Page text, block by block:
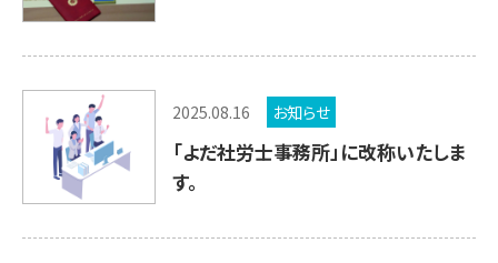
2025.08.16 お知らせ
「よだ社労士事務所」に改称いたしま
す。